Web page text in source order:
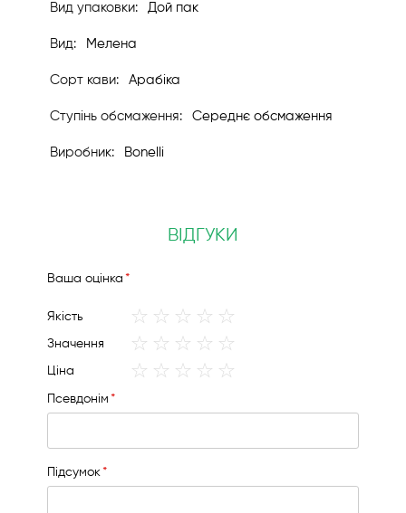
Дой пак
Мелена
Арабіка
Середнє обсмаження
Bonelli
ВІДГУКИ
Вашa оцінка
Якість
1
2
3
4
Значення
1
2
3
4
Ціна
1
2
3
4
Псевдонім
Підсумок